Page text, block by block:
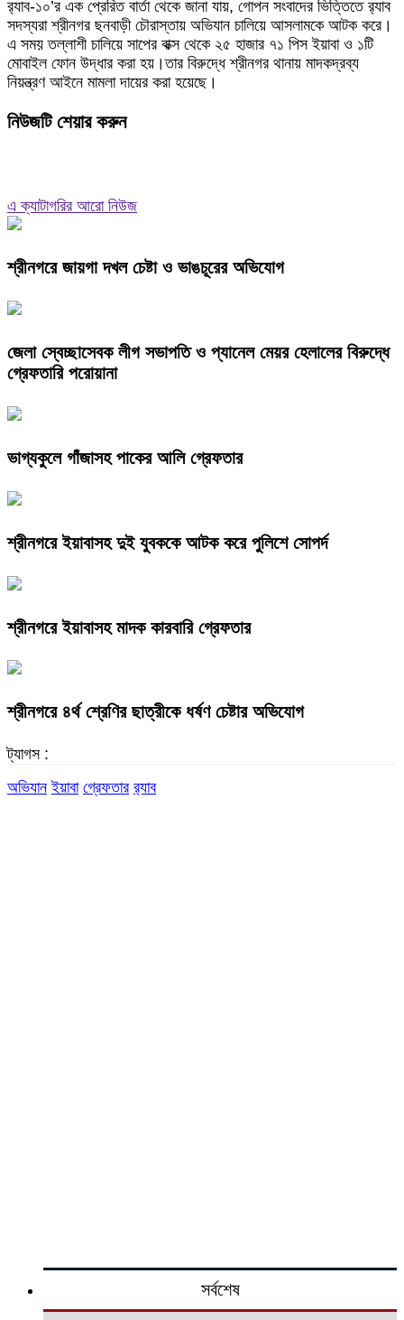
র‌্যাব-১০’র এক প্রেরিত বার্তা থেকে জানা যায়, গোপন সংবাদের ভিত্তিতে র‌্যাব
সদস্যরা শ্রীনগর ছনবাড়ী চৌরাস্তায় অভিযান চালিয়ে আসলামকে আটক করে।
এ সময় তল্লাশী চালিয়ে সাপের বাক্স থেকে ২৫ হাজার ৭১ পিস ইয়াবা ও ১টি
মোবাইল ফোন উদ্ধার করা হয়।তার বিরুদ্ধে শ্রীনগর থানায় মাদকদ্রব্য
নিয়ন্ত্রণ আইনে মামলা দায়ের করা হয়েছে।
নিউজটি শেয়ার করুন
এ ক্যাটাগরির আরো নিউজ
শ্রীনগরে জায়গা দখল চেষ্টা ও ভাঙচূরের অভিযোগ
জেলা স্বেচ্ছাসেবক লীগ সভাপতি ও প্যানেল মেয়র হেলালের বিরুদ্ধে
গ্রেফতারি পরোয়ানা
ভাগ্যকুলে গাঁজাসহ পাকের আলি গ্রেফতার
শ্রীনগরে ইয়াবাসহ দুই যুবককে আটক করে পুলিশে সোপর্দ
শ্রীনগরে ইয়াবাসহ মাদক কারবারি গ্রেফতার
শ্রীনগরে ৪র্থ শ্রেণির ছাত্রীকে ধর্ষণ চেষ্টার অভিযোগ
ট্যাগস :
অভিযান ইয়াবা গ্রেফতার র‌্যাব
সর্বশেষ